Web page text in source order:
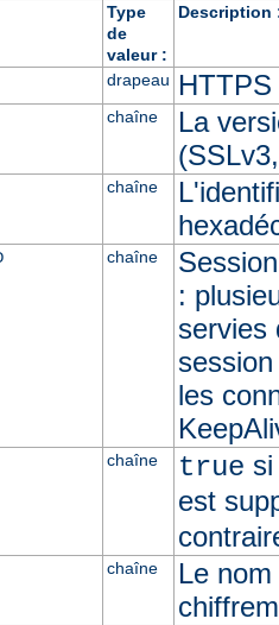
Type
de
valeur :
Description
drapeau
chaîne
La
chaîne
chaîne
:
servies
les
chaîne true
est
chaîne
Le